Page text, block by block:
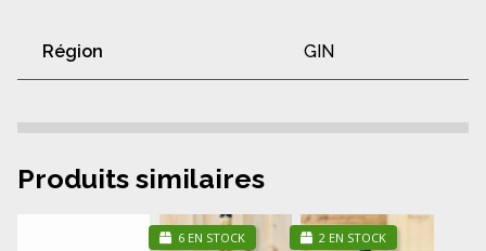
Région GIN
Produits similaires
6 EN STOCK 2 EN STOCK